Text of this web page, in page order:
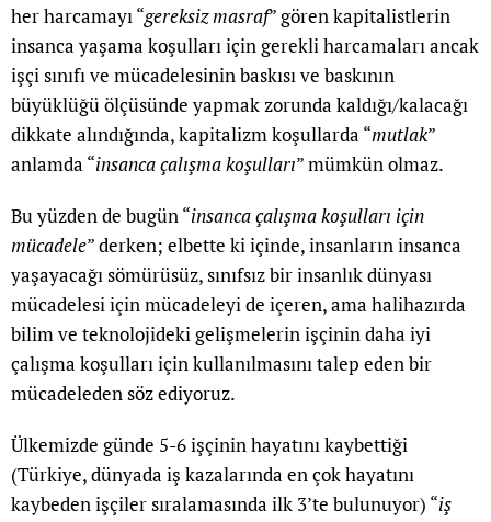
her harcamayı “gereksiz masraf” gören kapitalistlerin
insanca yaşama koşulları için gerekli harcamaları ancak
işçi sınıfı ve mücadelesinin baskısı ve baskının
büyüklüğü ölçüsünde yapmak zorunda kaldığı/kalacağı
dikkate alındığında, kapitalizm koşullarda “mutlak”
anlamda “insanca çalışma koşulları” mümkün olmaz.
Bu yüzden de bugün “insanca çalışma koşulları için
mücadele” derken; elbette ki içinde, insanların insanca
yaşayacağı sömürüsüz, sınıfsız bir insanlık dünyası
mücadelesi için mücadeleyi de içeren, ama halihazırda
bilim ve teknolojideki gelişmelerin işçinin daha iyi
çalışma koşulları için kullanılmasını talep eden bir
mücadeleden söz ediyoruz.
Ülkemizde günde 5-6 işçinin hayatını kaybettiği
(Türkiye, dünyada iş kazalarında en çok hayatını
kaybeden işçiler sıralamasında ilk 3’te bulunuyor) “iş